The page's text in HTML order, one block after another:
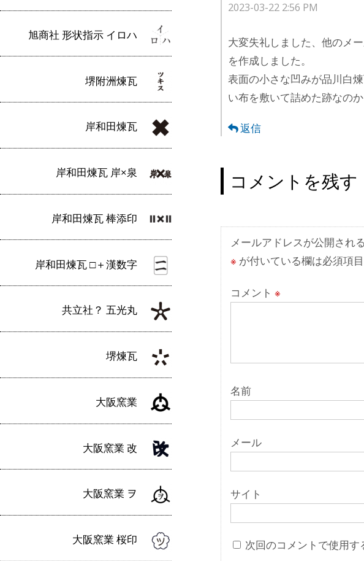
旭商社 形状指示 イロハ
堺附洲煉瓦
岸和田煉瓦
岸和田煉瓦 岸×泉
岸和田煉瓦 棒添印
岸和田煉瓦 □＋漢数字
共立社？ 五光丸
堺煉瓦
大阪窯業
大阪窯業 改
大阪窯業 ヲ
大阪窯業 桜印
2023-03-22 2:56 PM
大変失礼しました、他のメ
を作成しました。
表面の小さな凹みが品川白
い布を敷いて詰めた跡なのか
返信
コメントを残す
メールアドレスが公開され
※ が付いている欄は必須項
コメント ※
名前
メール
サイト
次回のコメントで使用す